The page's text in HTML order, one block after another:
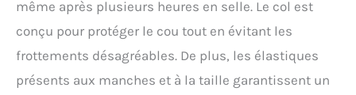
même après plusieurs heures en selle. Le col est
conçu pour protéger le cou tout en évitant les
frottements désagréables. De plus, les élastiques
présents aux manches et à la taille garantissent un